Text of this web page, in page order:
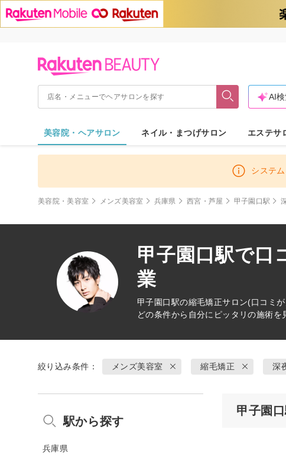
AI
美容院・ヘアサロン ネイル・まつげサロン エステサ
システ
美容院・美容室 メンズ美容室 兵庫県 西宮・芦屋 甲子園口駅
甲子園口駅で口
業
甲子園口駅の縮毛矯正サロン(口コミ
どの条件から自分にピッタリの施術を
絞り込み条件： メンズ美容室 縮毛矯正 深
甲子園
駅から探す
兵庫県